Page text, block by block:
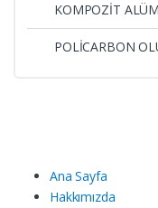
KOMPOZİT
POLİCARBON
Ana Sayfa
Hakkımızda